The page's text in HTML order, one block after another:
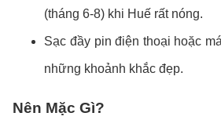
(tháng 6-8) khi Huế rất nóng.
Sạc đầy pin điện thoại hoặc
những khoảnh khắc đẹp.
Nên Mặc Gì?